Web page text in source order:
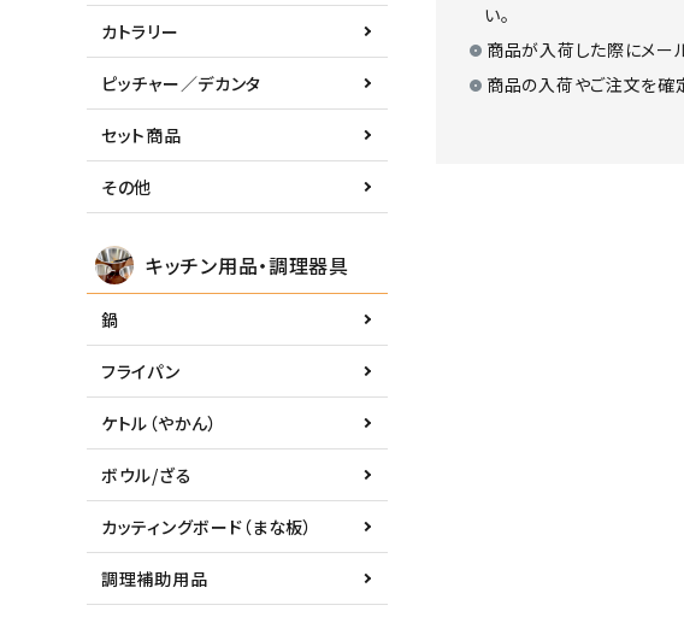
カトラリー
ピッチャー／デカンタ
セット商品
その他
キッチン用品・調理器具
鍋
フライパン
ケトル（やかん）
ボウル/ざる
カッティングボード（まな板）
調理補助用品
い。
商品が入荷した際にメー
商品の入荷やご注文を確